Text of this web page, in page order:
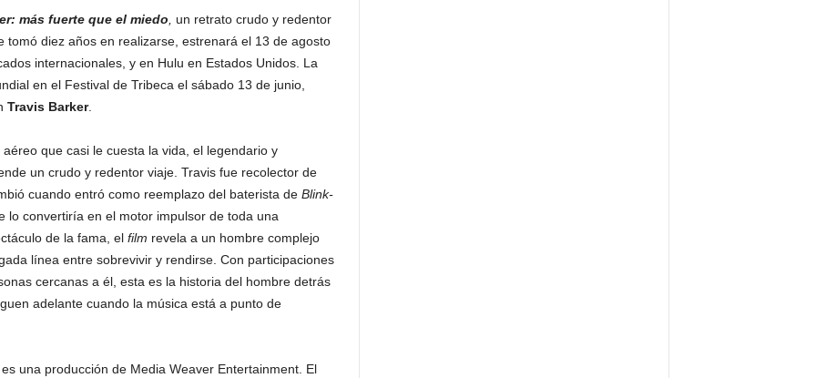
más fuerte que el miedo
un retrato crudo y redentor
tomó diez años en realizarse, estrenará el 13 de agosto
internacionales, y en Hulu en Estados Unidos. La
en el Festival de Tribeca el sábado 13 de junio,
Travis Barker.
que casi le cuesta la vida, el legendario y
un crudo y redentor viaje. Travis fue recolector de
cuando entró como reemplazo del baterista de Blink-
lo convertiría en el motor impulsor de toda una
de la fama, el film revela a un hombre complejo
línea entre sobrevivir y rendirse. Con participaciones
cercanas a él, esta es la historia del hombre detrás
adelante cuando la música está a punto de
es una producción de Media Weaver Entertainment. El